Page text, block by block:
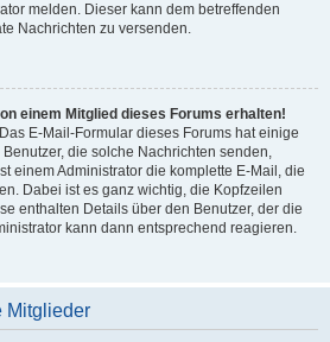
melden. Dieser kann dem betreffenden
Nachrichten zu versenden.
einem Mitglied dieses Forums erhalten!
E-Mail-Formular dieses Forums hat einige
die solche Nachrichten senden,
einem Administrator die komplette E-Mail, die
Dabei ist es ganz wichtig, die Kopfzeilen
enthalten Details über den Benutzer, der die
kann dann entsprechend reagieren.
Mitglieder